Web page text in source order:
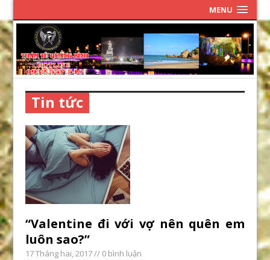
MENU
Tin tức
“Valentine đi với vợ nên quên em
luôn sao?”
17 Tháng hai, 2017// 0 bình luận